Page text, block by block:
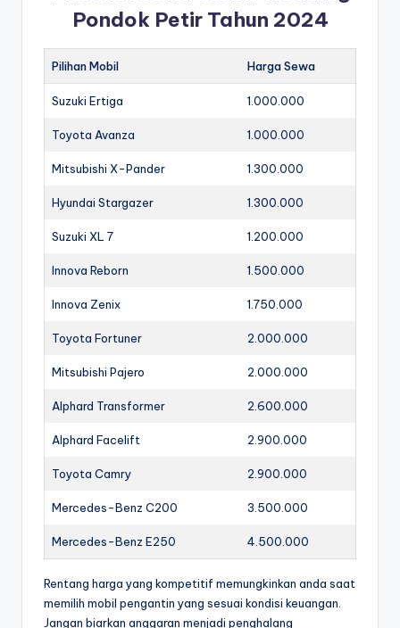
Pondok Petir Tahun 2024
Pilihan Mobil Harga Sewa
Suzuki Ertiga 1.000.000
Toyota Avanza 1.000.000
Mitsubishi X-Pander 1.300.000
Hyundai Stargazer 1.300.000
Suzuki XL 7 1.200.000
Innova Reborn 1.500.000
Innova Zenix 1.750.000
Toyota Fortuner 2.000.000
Mitsubishi Pajero 2.000.000
Alphard Transformer 2.600.000
Alphard Facelift 2.900.000
Toyota Camry 2.900.000
Mercedes-Benz C200 3.500.000
Mercedes-Benz E250 4.500.000
Rentang harga yang kompetitif memungkinkan anda saat
memilih mobil pengantin yang sesuai kondisi keuangan.
Jangan biarkan anggaran menjadi penghalang